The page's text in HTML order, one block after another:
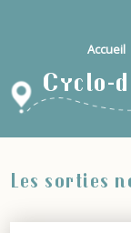
Accueil
Cyclo-
Les sorties